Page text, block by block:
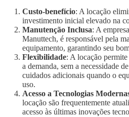
Custo-benefício: A locação
investimento inicial elevado na
Manutenção Inclusa: A
Manuttech, é responsável pela
equipamento, garantindo seu
Flexibilidade: A locação
a demanda, sem a necessidade
cuidados adicionais quando o
uso.
Acesso a Tecnologias
locação são frequentemente
acesso às últimas inovações